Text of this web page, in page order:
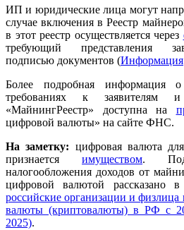
ИП и юридические лица могут
случае включения в Реестр
в этот реестр осуществляется через
требующий представления
подписью документов (Информация
Более подробная информация о
требованиях к заявителям
«МайнингРеестр» доступна на
цифровой валюты» на сайте ФНС.
На заметку: цифровая валюта
признается имуществом.
налогообложения доходов от
цифровой валютой рассказано
российские организации и физлица
валюты (криптовалюты) в РФ с
2025).